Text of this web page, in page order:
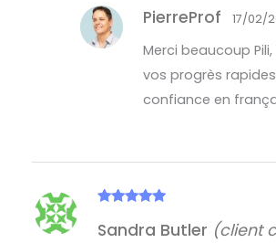
PierreProf 17/02/
Merci beaucoup
vos progrès
confiance en
5
Sandra Butler (client